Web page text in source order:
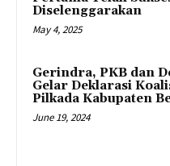
Diselenggarakan
May 4, 2025
Gerindra, PKB dan
Gelar Deklarasi
Pilkada Kabupaten
June 19, 2024